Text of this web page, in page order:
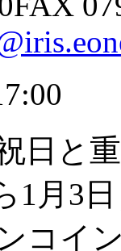
日と
1月3
コイ